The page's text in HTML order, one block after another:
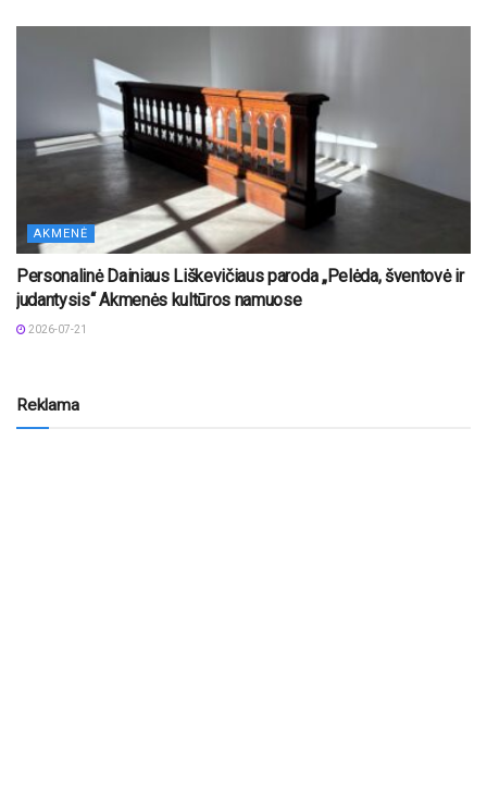
AKMENĖ
Personalinė Dainiaus Liškevičiaus paroda „Pelėda, šventovė ir
judantysis“ Akmenės kultūros namuose
2026-07-21
Reklama